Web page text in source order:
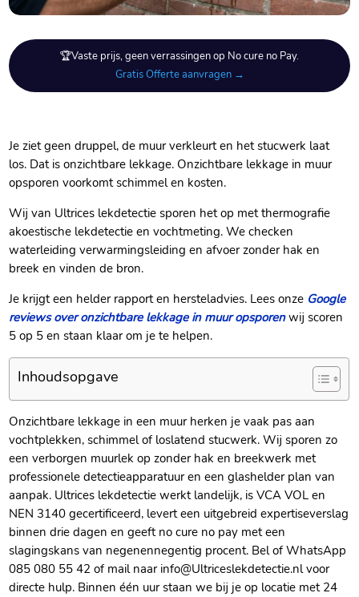
🏆Vaste prijs, geen verrassingen op No cure no Pay.
Gratis Offerte aanvragen →
Je ziet geen druppel, de muur verkleurt en het stucwerk laat
los.​ Dat is onzichtbare lekkage.​ Onzichtbare lekkage in muur
opsporen voorkomt schimmel en kosten.​
Wij van Ultrices lekdetectie sporen het op met thermografie
akoestische lekdetectie en vochtmeting.​ We checken
waterleiding verwarmingsleiding en afvoer zonder hak en
breek en vinden de bron.​
Je krijgt een helder rapport en hersteladvies.​ Lees onze Google
reviews over onzichtbare lekkage in muur opsporenwij scoren
5 op 5 en staan klaar om je te helpen.​
Inhoudsopgave
Onzichtbare lekkage in een muur herken je vaak pas aan
vochtplekken, schimmel of loslatend stucwerk.​ Wij sporen zo
een verborgen muurlek op zonder hak en breekwerk met
professionele detectieapparatuur en een glashelder plan van
aanpak.​ Ultrices lekdetectie werkt landelijk, is VCA VOL en
NEN 3140 gecertificeerd, levert een uitgebreid expertiseverslag
binnen drie dagen en geeft no cure no pay met een
slagingskans van negenennegentig procent.​ Bel of WhatsApp
085 080 55 42 of mail naar info@Ultriceslekdetectie.​nl voor
directe hulp.​ Binnen één uur staan we bij je op locatie met 24